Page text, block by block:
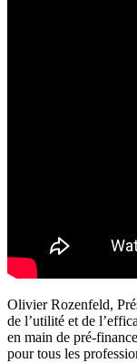
Olivier Rozenfeld,
de l’utilité et de
en main de pré-
pour tous les